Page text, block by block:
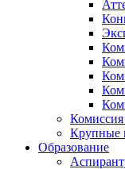
Крупные
Образование